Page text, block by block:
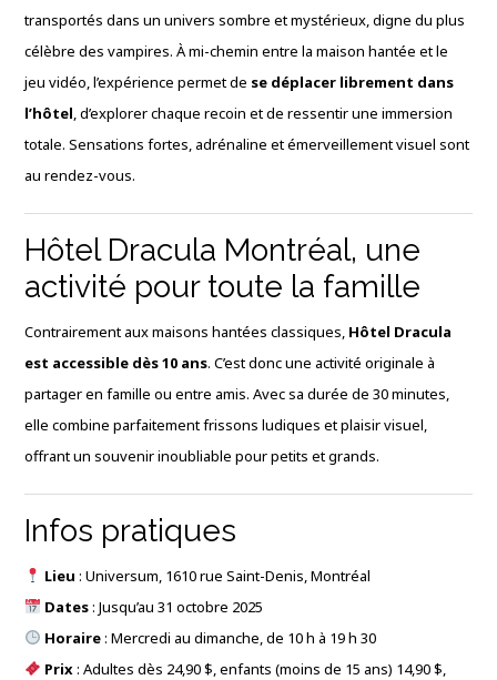
transportés dans un univers sombre et mystérieux, digne du plus
célèbre des vampires. À mi-chemin entre la maison hantée et le
jeu vidéo, l’expérience permet de se déplacer librement dans
l’hôtel, d’explorer chaque recoin et de ressentir une immersion
totale. Sensations fortes, adrénaline et émerveillement visuel sont
au rendez-vous.
Hôtel Dracula Montréal, une
activité pour toute la famille
Contrairement aux maisons hantées classiques, Hôtel Dracula
est accessible dès 10 ans. C’est donc une activité originale à
partager en famille ou entre amis. Avec sa durée de 30 minutes,
elle combine parfaitement frissons ludiques et plaisir visuel,
offrant un souvenir inoubliable pour petits et grands.
Infos pratiques
Lieu : Universum, 1610 rue Saint-Denis, Montréal
Dates: Jusqu’au 31 octobre 2025
Horaire: Mercredi au dimanche, de 10 h à 19 h 30
Prix: Adultes dès 24,90 $, enfants (moins de 15 ans) 14,90 $,